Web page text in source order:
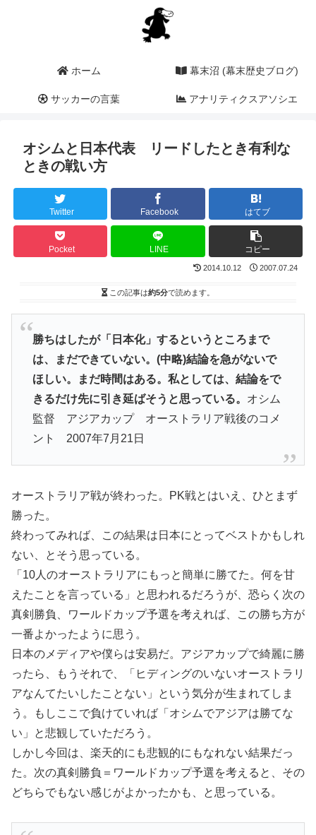
ホーム 幕末沼 (幕末歴史ブログ)
サッカーの言葉 アナリティクスアソシエ
オシムと日本代表 リードしたとき有利な
ときの戦い方
Twitter Facebook はてブ
Pocket LINE コピー
2014.10.12 2007.07.24
この記事は約5分で読めます。
勝ちはしたが「日本化」するというところまで
は、まだできていない。(中略)結論を急がないで
ほしい。まだ時間はある。私としては、結論をで
きるだけ先に引き延ばそうと思っている。 オシム
監督 アジアカップ オーストラリア戦後のコメ
ント 2007年7月21日
オーストラリア戦が終わった。PK戦とはいえ、ひとまず
勝った。
終わってみれば、この結果は日本にとってベストかもしれ
ない、とそう思っている。
「10人のオーストラリアにもっと簡単に勝てた。何を甘
えたことを言っている」と思われるだろうが、恐らく次の
真剣勝負、ワールドカップ予選を考えれば、この勝ち方が
一番よかったように思う。
日本のメディアや僕らは安易だ。アジアカップで綺麗に勝
ったら、もうそれで、「ヒディングのいないオーストラリ
アなんてたいしたことない」という気分が生まれてしま
う。もしここで負けていれば「オシムでアジアは勝てな
い」と悲観していただろう。
しかし今回は、楽天的にも悲観的にもなれない結果だっ
た。次の真剣勝負＝ワールドカップ予選を考えると、その
どちらでもない感じがよかったかも、と思っている。